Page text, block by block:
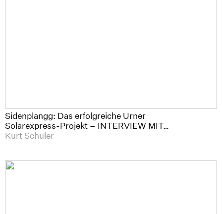
Sidenplangg: Das erfolgreiche Urner
Solarexpress-Projekt – INTERVIEW MIT…
Kurt Schuler